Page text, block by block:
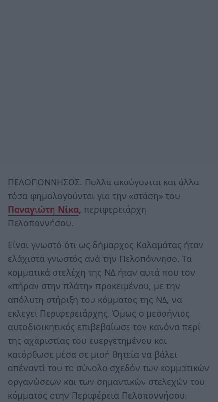
ΠΕΛΟΠΟΝΝΗΣΟΣ. Πολλά ακούγονται και άλλα
τόσα φημολογούνται για την «στάση» του
Παναγιώτη Νίκα, περιφερειάρχη
Πελοποννήσου.
Είναι γνωστό ότι ως δήμαρχος Καλαμάτας ήταν
ελάχιστα γνωστός ανά την Πελοπόννησο. Τα
κομματικά στελέχη της ΝΔ ήταν αυτά που τον
«πήραν στην πλάτη» προκειμένου, με την
απόλυτη στήριξη του κόμματος της ΝΔ, να
εκλεγεί Περιφερειάρχης. Όμως ο μεσσήνιος
αυτοδιοικητικός επιβεβαίωσε τον κανόνα περί
της αχαριστίας του ευεργετημένου και
κατόρθωσε μέσα σε μισή θητεία να βάλει
απέναντί του το σύνολο σχεδόν των κομματικών
οργανώσεων και των σημαντικών στελεχών του
κόμματος στην Περιφέρεια Πελοποννήσου.